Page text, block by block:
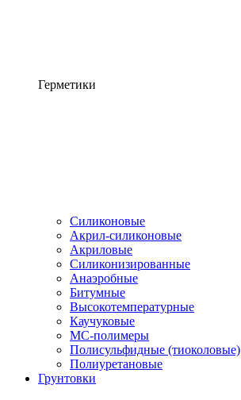
Герметики
Силиконовые
Акрил-силиконовые
Акриловые
Силиконизированные
Анаэробные
Битумные
Высокотемпературные
Каучуковые
МС-полимеры
Полисульфидные (тиоколовые)
Полиуретановые
Грунтовки